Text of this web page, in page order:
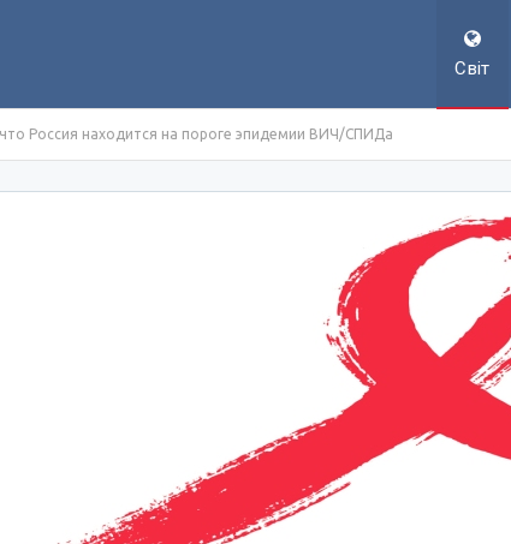
Світ
Россия находится на пороге эпидемии ВИЧ/СПИДа